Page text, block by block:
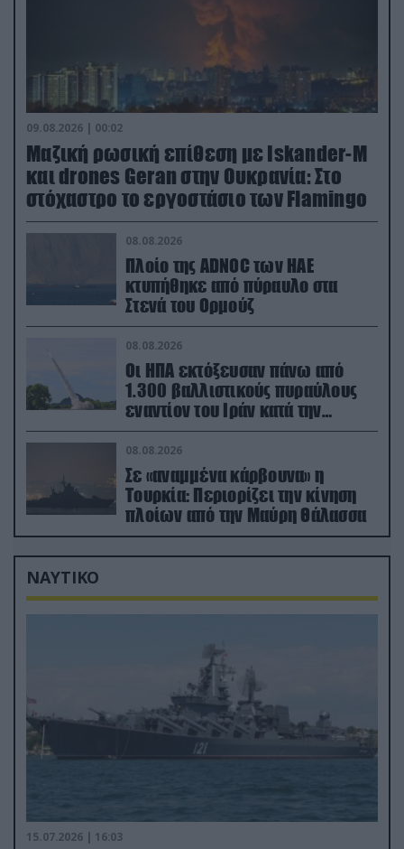
09.08.2026 | 00:02
Μαζική ρωσική επίθεση με Iskander-M
και drones Geran στην Ουκρανία: Στο
στόχαστρο το εργοστάσιο των Flamingo
08.08.2026
Πλοίο της ADNOC των ΗΑΕ
κτυπήθηκε από πύραυλο στα
Στενά του Ορμούζ
08.08.2026
Οι ΗΠΑ εκτόξευσαν πάνω από
1.300 βαλλιστικούς πυραύλους
εναντίον του Ιράν κατά την
διάρκεια του πολέμου
08.08.2026
Σε «αναμμένα κάρβουνα» η
Τουρκία: Περιορίζει την κίνηση
πλοίων από την Μαύρη Θάλασσα
ΝΑΥΤΙΚΟ
15.07.2026 | 16:03